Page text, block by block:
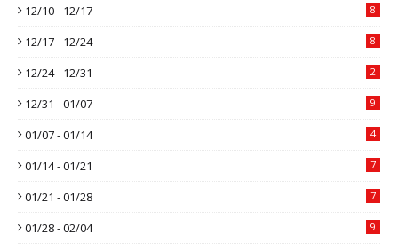
12/10 - 12/17 8
12/17 - 12/24 8
12/24 - 12/31 2
12/31 - 01/07 9
01/07 - 01/14 4
01/14 - 01/21 7
01/21 - 01/28 7
01/28 - 02/04 9